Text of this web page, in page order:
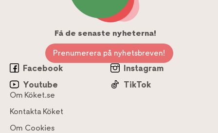
Få de senaste nyheterna!
Prenumerera på nyhetsbreven!
Facebook
Instagram
Youtube
TikTok
Om Köket.se
Kontakta Köket
Om Cookies